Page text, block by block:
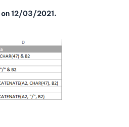
on12/03/2021.